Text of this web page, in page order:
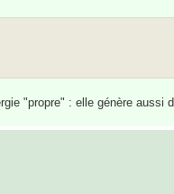
"propre" : elle génère aussi